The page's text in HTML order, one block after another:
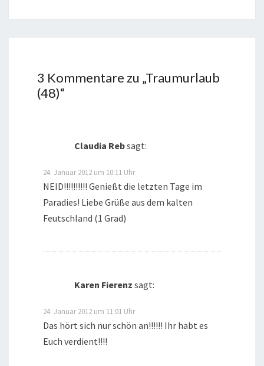
3 Kommentare zu „Traumurlaub
(48)“
Claudia Rebsagt:
24. Januar 2012 um 10:11 Uhr
NEID!!!!!!!!!! Genießt die letzten Tage im
Paradies! Liebe Grüße aus dem kalten
Feutschland (1 Grad)
Karen Fierenz sagt:
24. Januar 2012 um 11:01 Uhr
Das hört sich nur schön an!!!!!! Ihr habt es
Euch verdient!!!!